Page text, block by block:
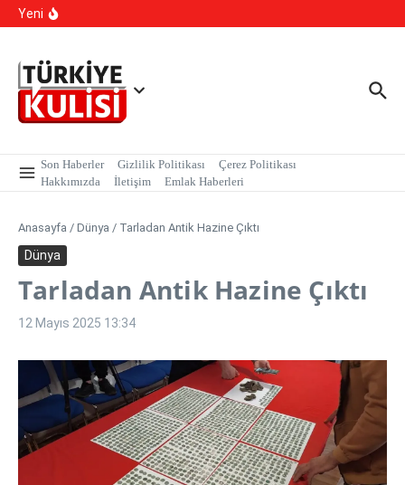
İçeriğe atla
Yeni
Son Haberler Gizlilik Politikası
Çerez Politikası
Hakkımızda
İletişim Emlak Haberleri
Anasayfa / Dünya / Tarladan Antik Hazine Çıktı
Dünya
Tarladan Antik Hazine Çıktı
12 Mayıs 2025 13:34